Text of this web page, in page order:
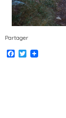
Partager
Facebook
Twitter